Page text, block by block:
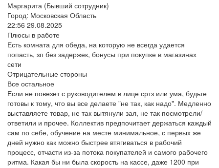
Маргарита (Бывший сотрудник)
Город: Московская Область
22:56 29.08.2025
Плюсы в работе
Есть комната для обеда, на которую не всегда удается
попасть, зп без задержек, бонусы при покупке в магазинах
сети
Отрицательные стороны
Все остальное
Если не повезет с руководителем в лице сртз или ума, будьте
готовы к тому, что вы все делаете "не так, как надо". Медленно
выставляете товар, не так вытянули зал, не так посмотрели/
ответили и прочее. Коллектив предпочитает держаться каждый
сам по себе, обучение на месте минимальное, с первых же
дней нужно как можно быстрее втягиваться в рабочий
процесс, отчасти из-за потока покупателей и самого рабочего
ритма. Какая бы ни была скорость на кассе, даже 1200 при